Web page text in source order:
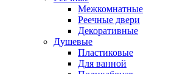
Межкомнатные
Реечные двери
Декоративные
Душевые
Пластиковые
Для ванной